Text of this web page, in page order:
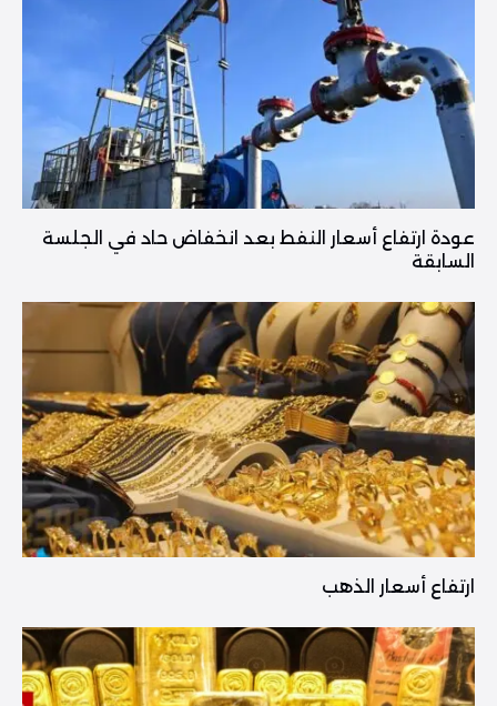
عودة ارتفاع أسعار النفط بعد انخفاض حاد في الجلسة
السابقة
ارتفاع أسعار الذهب